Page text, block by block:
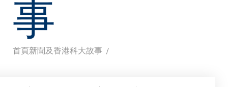
事
導
首頁新聞及香港科大故事